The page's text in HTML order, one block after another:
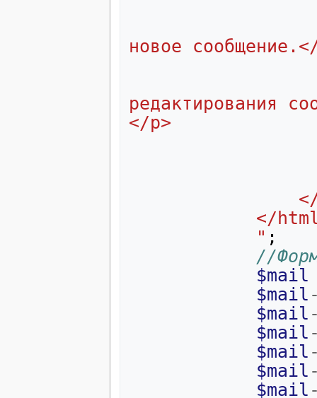
новое
редактирования
</p>
</
			"
;
$mail
$mail
$mail
$mail
$mail
$mail
$mail